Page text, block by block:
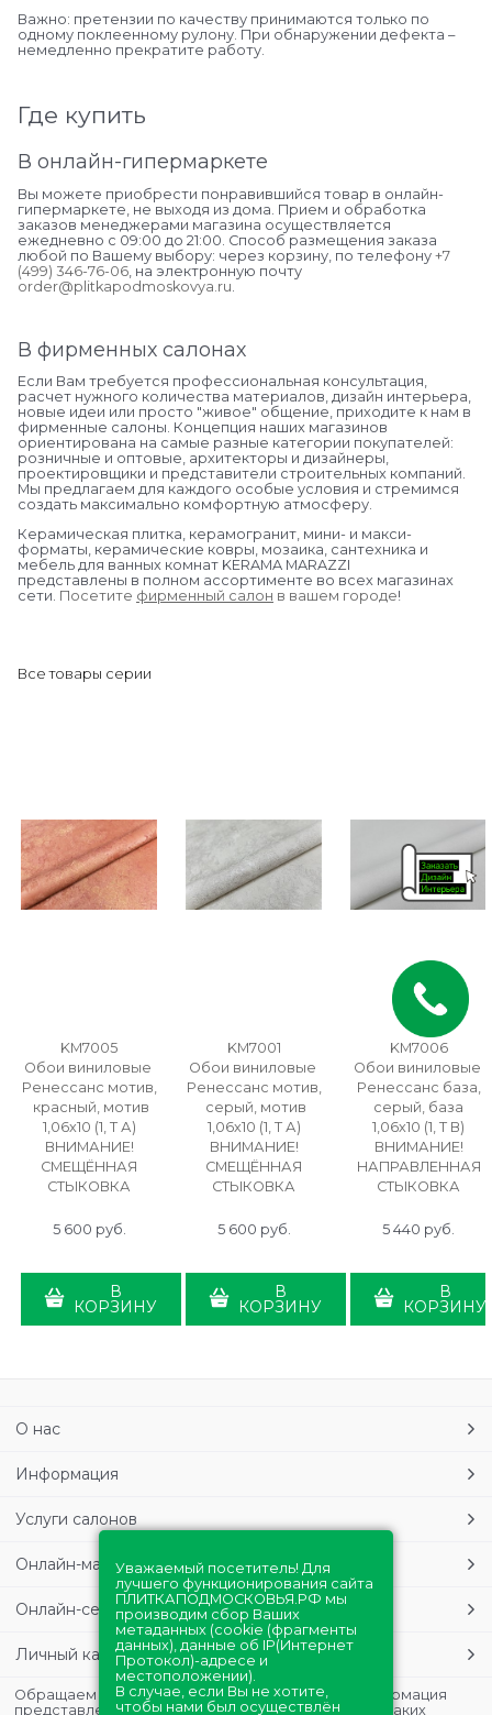
Важно: претензии по качеству принимаются только по
одному поклеенному рулону. При обнаружении дефекта –
немедленно прекратите работу.
Где купить
В онлайн-гипермаркете
Вы можете приобрести понравившийся товар в онлайн-
гипермаркете, не выходя из дома. Прием и обработка
заказов менеджерами магазина осуществляется
ежедневно с 09:00 до 21:00. Способ размещения заказа
любой по Вашему выбору: через корзину, по телефону +7
(499) 346-76-06 , на электронную почту
order@plitkapodmoskovya.ru
В фирменных салонах
Если Вам требуется профессиональная консультация,
расчет нужного количества материалов, дизайн интерьера,
новые идеи или просто "живое" общение, приходите к нам в
фирменные салоны. Концепция наших магазинов
ориентирована на самые разные категории покупателей:
розничные и оптовые, архитекторы и дизайнеры,
проектировщики и представители строительных компаний.
Мы предлагаем для каждого особые условия и стремимся
создать максимально комфортную атмосферу.
Керамическая плитка, керамогранит, мини- и макси-
форматы, керамические ковры, мозаика, сантехника и
мебель для ванных комнат KERAMA MARAZZI
представлены в полном ассортименте во всех магазинах
сети. Посетите фирменный салон в вашем городе!
Все товары серии
KM7005
Обои виниловые
Ренессанс мотив,
красный, мотив
1,06х10 (1, Т А)
ВНИМАНИЕ!
СМЕЩЁННАЯ
СТЫКОВКА
5 600 руб.
В
КОРЗИНУ
KM7001
Обои виниловые
Ренессанс мотив,
серый, мотив
1,06х10 (1, Т А)
ВНИМАНИЕ!
СМЕЩЁННАЯ
СТЫКОВКА
5 600 руб.
В
КОРЗИНУ
KM7006
Обои виниловые
Ренессанс база,
серый, база
1,06х10 (1, Т В)
ВНИМАНИЕ!
НАПРАВЛЕННАЯ
СТЫКОВКА
5 440 руб.
В
КОРЗИНУ
О нас
Информация
Услуги салонов
Онлайн-магазин
Онлайн-сервисы
Личный кабинет
Обращаем Ваше внимание на то, что данная информация
представлена в ознакомительных целях и ни при каких
Уважаемый посетитель! Для
лучшего функционирования сайта
ПЛИТКАПОДМОСКОВЬЯ.РФ мы
производим сбор Ваших
метаданных (cookie (фрагменты
данных), данные об IP(Интернет
Протокол)-адресе и
местоположении).
В случае, если Вы не хотите,
чтобы нами был осуществлён